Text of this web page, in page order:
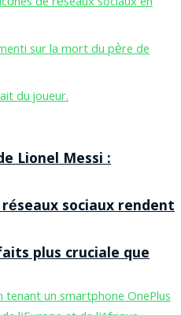
Lionel Messi :
sociaux rendent
plus cruciale que